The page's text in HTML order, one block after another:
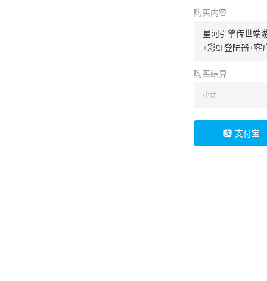
购买内容
星河引擎传世端
+彩虹登陆器+客
购买结算
小计
支付宝